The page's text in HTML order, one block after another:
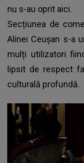
nu s-au oprit aici.
Secțiunea de
Alinei Ceușan s-a
mulți utilizatori
lipsit de respect
culturală profundă.